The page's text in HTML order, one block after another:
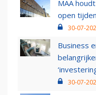
MAA
open
30-07-
Business
30-07-